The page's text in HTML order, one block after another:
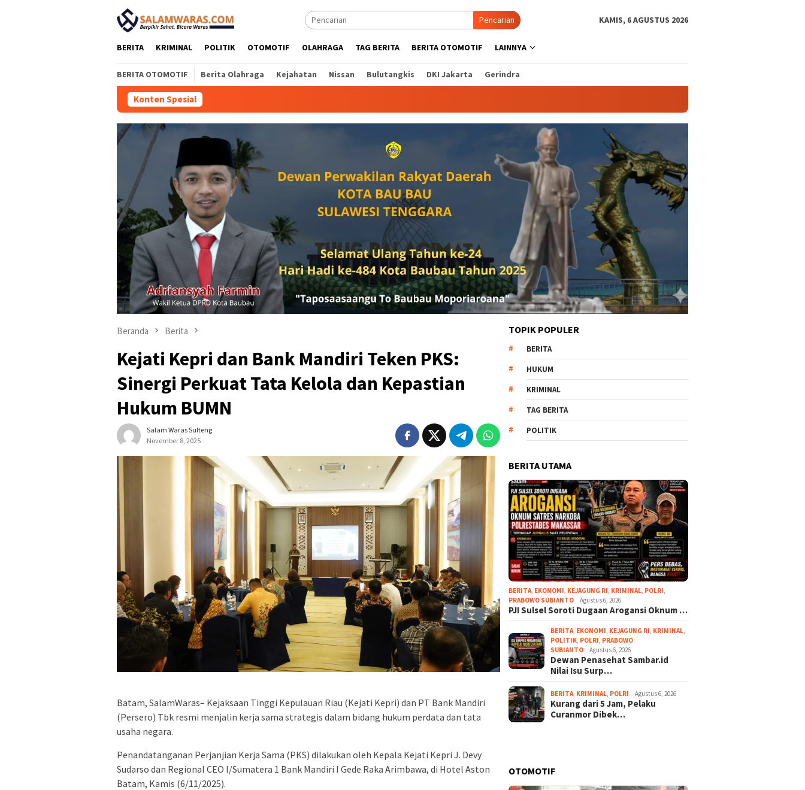
Pencarian KAMIS, 6 AGUSTUS 2026
BERITA KRIMINAL POLITIK OTOMOTIF OLAHRAGA TAG BERITA BERITA OTOMOTIF LAINNYA
BERITA OTOMOTIF Berita Olahraga Kejahatan Nissan Bulutangkis DKI Jakarta Gerindra
Konten Spesial
Beranda Berita
Kejati Kepri dan Bank Mandiri Teken PKS:
Sinergi Perkuat Tata Kelola dan Kepastian
Hukum BUMN
Salam Waras Sulteng
November 8, 2025
Batam, SalamWaras– Kejaksaan Tinggi Kepulauan Riau (Kejati Kepri) dan PT Bank Mandiri
(Persero) Tbk resmi menjalin kerja sama strategis dalam bidang hukum perdata dan tata
usaha negara.
Penandatanganan Perjanjian Kerja Sama (PKS) dilakukan oleh Kepala Kejati Kepri J. Devy
Sudarso dan Regional CEO I/Sumatera 1 Bank Mandiri I Gede Raka Arimbawa, di Hotel Aston
Batam, Kamis (6/11/2025).
TOPIK POPULER
BERITA
HUKUM
KRIMINAL
TAG BERITA
POLITIK
BERITA UTAMA
BERITA EKONOMI KEJAGUNG RI KRIMINAL POLRI
PRABOWO SUBIANTO
Agustus 6, 2026
PJI Sulsel Soroti Dugaan Arogansi Oknum …
BERITA EKONOMI KEJAGUNG RI KRIMINAL
POLITIK POLRI PRABOWO
SUBIANTO
Agustus 6, 2026
Dewan Penasehat Sambar.id
Nilai Isu Surp…
BERITA KRIMINAL POLRI Agustus 6, 2026
Kurang dari 5 Jam, Pelaku
Curanmor Dibek…
OTOMOTIF